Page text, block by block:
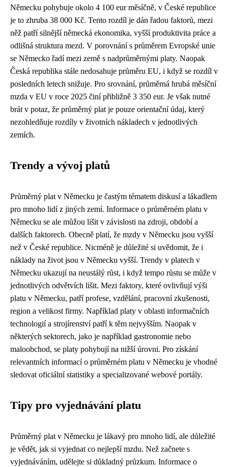
Německu pohybuje okolo 4 100 eur měsíčně, v České republice
je to zhruba 38 000 Kč. Tento rozdíl je dán řadou faktorů, mezi
něž patří silnější německá ekonomika, vyšší produktivita práce a
odlišná struktura mezd. V porovnání s průměrem Evropské unie
se Německo řadí mezi země s nadprůměrnými platy. Naopak
Česká republika stále nedosahuje průměru EU, i když se rozdíl v
posledních letech snižuje. Pro srovnání, průměrná hrubá měsíční
mzda v EU v roce 2025 činí přibližně 3 350 eur. Je však nutné
brát v potaz, že průměrný plat je pouze orientační údaj, který
nezohledňuje rozdíly v životních nákladech v jednotlivých
zemích.
Trendy a vývoj platů
Průměrný plat v Německu je častým tématem diskusí a lákadlem
pro mnoho lidí z jiných zemí. Informace o průměrném platu v
Německu se ale můžou lišit v závislosti na zdroji, období a
dalších faktorech. Obecně platí, že mzdy v Německu jsou vyšší
než v České republice. Nicméně je důležité si uvědomit, že i
náklady na život jsou v Německu vyšší. Trendy v platech v
Německu ukazují na neustálý růst, i když tempo růstu se může v
jednotlivých odvětvích lišit. Mezi faktory, které ovlivňují výši
platu v Německu, patří profese, vzdělání, pracovní zkušenosti,
region a velikost firmy. Například platy v oblasti informačních
technologií a strojírenství patří k těm nejvyšším. Naopak v
některých sektorech, jako je například gastronomie nebo
maloobchod, se platy pohybují na nižší úrovni. Pro získání
relevantních informací o průměrném platu v Německu je vhodné
sledovat oficiální statistiky a specializované webové portály.
Tipy pro vyjednávání platu
Průměrný plat v Německu je lákavý pro mnoho lidí, ale důležité
je vědět, jak si vyjednat co nejlepší mzdu. Než začnete s
vyjednáváním, udělejte si důkladný průzkum. Informace o